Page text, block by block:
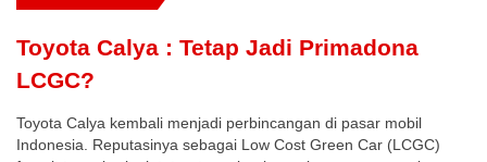
Toyota Calya : Tetap Jadi Primadona
LCGC?
Toyota Calya kembali menjadi perbincangan di pasar mobil
Indonesia. Reputasinya sebagai Low Cost Green Car (LCGC)